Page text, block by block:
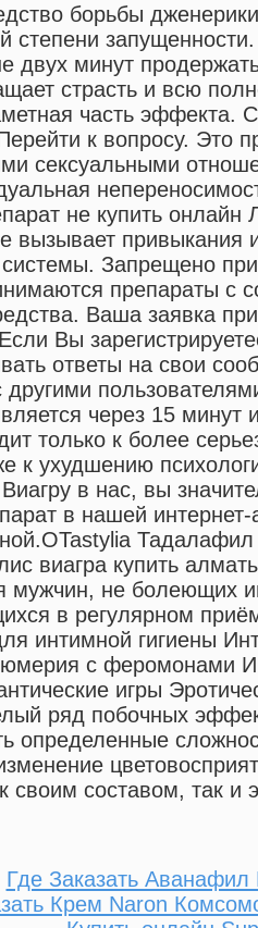
борьбы
степени
двух минут
страсть и всю
часть эффекта.
к вопросу. Это
сексуальными
не купить онлайн
вызывает привыкания
системы. Запрещено
препараты с
Ваша заявка
Вы
ответы на свои
через 15 минут
только к более
к ухудшению
в нас, вы
в нашей интернет-
виагра купить
мужчин, не болеющих
в регулярном
интимной гигиены
с феромонами
игры
ряд побочных
определенные
своим составом, так
Где Заказать Аванафил
Крем Naron